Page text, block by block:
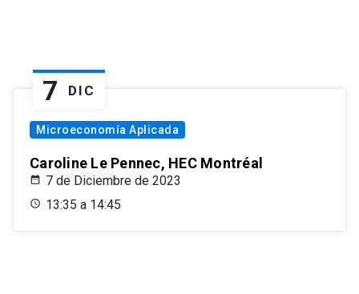
7 DIC
Microeconomía Aplicada
Caroline Le Pennec, HEC Montréal
7 de Diciembre de 2023
13:35 a 14:45